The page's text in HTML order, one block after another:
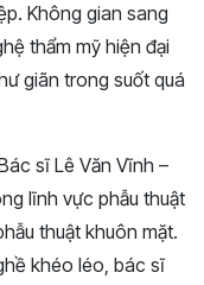
Không gian sang
thẩm mỹ hiện đại
giãn trong suốt quá
sĩ Lê Văn Vĩnh –
lĩnh vực phẫu thuật
thuật khuôn mặt.
khéo léo, bác sĩ